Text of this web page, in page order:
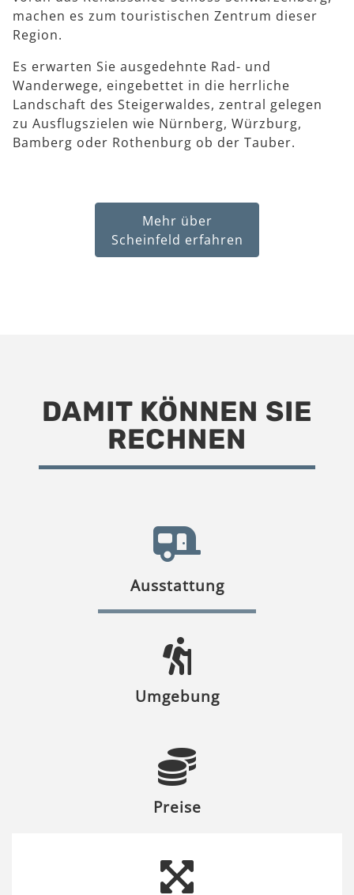
machen es zum touristischen Zentrum dieser
Region.
Es erwarten Sie ausgedehnte Rad- und
Wanderwege, eingebettet in die herrliche
Landschaft des Steigerwaldes, zentral gelegen
zu Ausflugszielen wie Nürnberg, Würzburg,
Bamberg oder Rothenburg ob der Tauber.
Mehr über
Scheinfeld erfahren
DAMIT KÖNNEN SIE
RECHNEN
Ausstattung
Umgebung
Preise